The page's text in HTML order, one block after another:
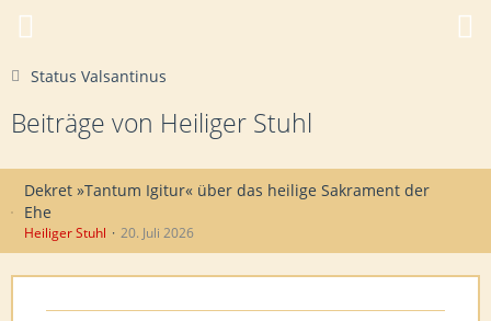
Status Valsantinus
Beiträge von Heiliger Stuhl
Dekret »Tantum Igitur« über das heilige Sakrament der
Ehe
Heiliger Stuhl 20. Juli 2026